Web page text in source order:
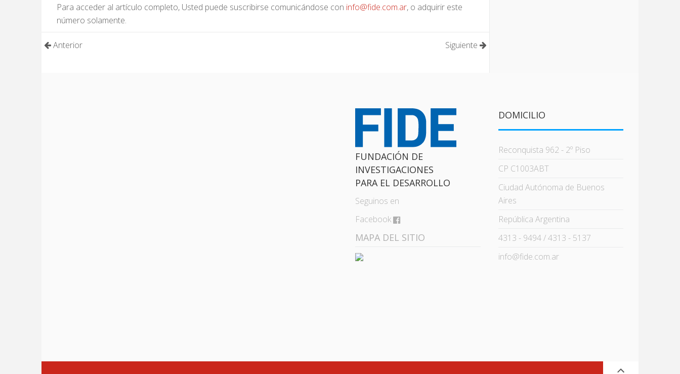
Para acceder al artículo completo, Usted puede suscribirse comunicándose con info@fide.com.ar, o adquirir este
número solamente.
Anterior Siguiente
FUNDACIÓN DE
INVESTIGACIONES
PARA EL DESARROLLO
Seguinos en
Facebook
MAPA DEL SITIO
DOMICILIO
Reconquista 962 - 2º Piso
CP C1003ABT
Ciudad Autónoma de Buenos
Aires
República Argentina
4313 - 9494 / 4313 - 5137
info@fide.com.ar